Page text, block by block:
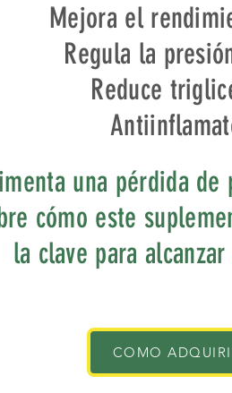
una pérdida
cómo este
la clave para
Mejora el
Regula la
Reduce
COMO